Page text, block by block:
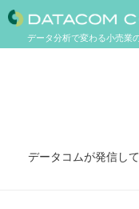
データ分析で変わる小売業
データコムが発信し